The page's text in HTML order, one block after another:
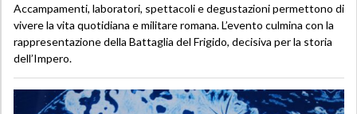
Accampamenti, laboratori, spettacoli e degustazioni permettono di
vivere la vita quotidiana e militare romana. L’evento culmina con la
rappresentazione della Battaglia del Frigido, decisiva per la storia
dell’Impero.